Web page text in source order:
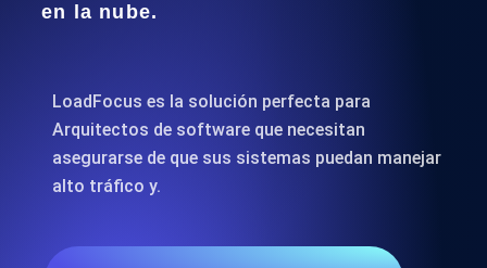
en la nube.
LoadFocus es la solución perfecta para
Arquitectos de software que necesitan
asegurarse de que sus sistemas puedan manejar
alto tráfico y.